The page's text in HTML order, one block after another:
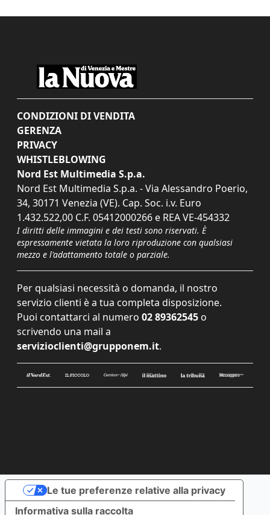
CONDIZIONI DI VENDITA
GERENZA
PRIVACY
WHISTLEBLOWING
Nord Est Multimedia S.p.a.
Nord Est Multimedia S.p.a. - Via Alessandro Poerio,
34, 30171 Venezia (VE). Cap. Soc. i.v. Euro
1.432.522,00 C.F. 05412000266 e REA VE-454332
I diritti delle immagini e dei testi sono riservati. È
espressamente vietata la loro riproduzione con qualsiasi
mezzo e l'adattamento totale o parziale.
Per qualsiasi necessità o domanda, il nostro
servizio clienti è a tua completa disposizione.
Puoi contattarci al numero 02 89362545 o
scrivendo una mail a
servizioclienti@grupponem.it.
Informativa sulla raccolta
Le tue preferenze relative alla privacy